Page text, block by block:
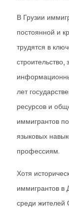
В Грузии
постоянной и
трудятся в
строительство,
лет
ресурсов и
иммигрантов
языковых
профессиям.
Хотя
иммигрантов в
среди жителей